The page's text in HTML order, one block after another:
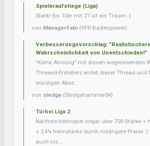
Spieleraufstiege (Liga)
Stark! Ein 10er mit 27 ist ein Traum :)
von ManagerFabi (VFR Badenpower)
Verbesserungsvorschlag:
Wahrscheinlichkeit von Unentschieden!"
"Keine Ahnung" mit diesen wegweisenden
Threaed-Erstellers endet dieser Thread und
würdigen Absc...
von sledge (Sledgehammer04)
Türkei Liga 2
Nächste heimspiel sogar über 700 Stärke +
+ 2,4% heimstärke durch niedrigere Preise
auch nic...